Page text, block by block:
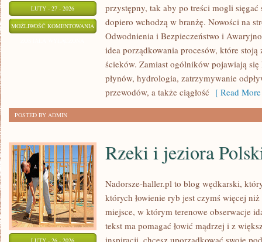
LUTY - 27 - 2026
MOŻLIWOŚĆ KOMENTOWANIA EFEKTYWNOŚĆ
ENERGETYCZNA
przystępny, tak aby po treści mogli
dopiero wchodzą w branżę. Nowości na
Odwodnienia i Bezpieczeństwo i
idea porządkowania procesów, które
ścieków. Zamiast ogólników pojawiają
płynów, hydrologia, zatrzymywanie
przewodów, a także ciągłość [ Read
POSTED BY ADMIN
LUTY - 26 - 2026
Rzeki i jeziora
Nadorsze-haller.pl to blog wędkarski,
których łowienie ryb jest czymś więcej
miejsce, w którym terenowe obserwacje
tekst ma pomagać łowić mądrzej i z
inspiracji, chcesz uporządkować swoje